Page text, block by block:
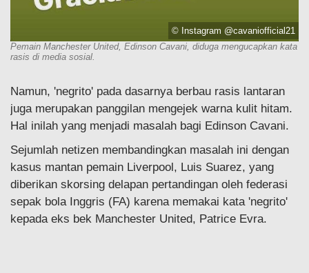
© Instagram @cavaniofficial21
Pemain Manchester United, Edinson Cavani, diduga mengucapkan kata
rasis di media sosial.
Namun, 'negrito' pada dasarnya berbau rasis lantaran
juga merupakan panggilan mengejek warna kulit hitam.
Hal inilah yang menjadi masalah bagi Edinson Cavani.
Sejumlah netizen membandingkan masalah ini dengan
kasus mantan pemain Liverpool, Luis Suarez, yang
diberikan skorsing delapan pertandingan oleh federasi
sepak bola Inggris (FA) karena memakai kata 'negrito'
kepada eks bek Manchester United, Patrice Evra.